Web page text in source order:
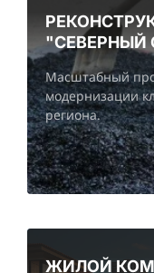
"СЕВЕРНЫЙ
Масштабный
модернизации
региона.
ЖИЛОЙ